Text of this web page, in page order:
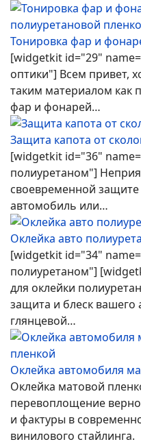
Тонировка фар и
[widgetkit id="29"
оптики"] Всем привет,
таким материалом как
фар и фонарей…
Защита капота от
[widgetkit id="36"
полиуретаном"]
своевременной
автомобиль или…
Оклейка авто
[widgetkit id="34"
полиуретаном"]
для оклейки
защита и блеск вашего
глянцевой…
Оклейка автомобиля
Оклейка матовой
перевоплощение
и фактуры в
винилового стайлинга.